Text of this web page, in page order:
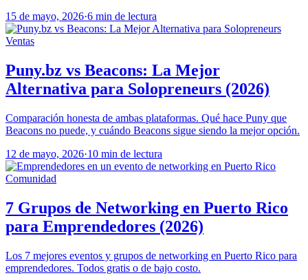
15 de mayo, 2026·6 min de lectura
Ventas
Puny.bz vs Beacons: La Mejor
Alternativa para Solopreneurs (2026)
Comparación honesta de ambas plataformas. Qué hace Puny que
Beacons no puede, y cuándo Beacons sigue siendo la mejor opción.
12 de mayo, 2026·10 min de lectura
Comunidad
7 Grupos de Networking en Puerto Rico
para Emprendedores (2026)
Los 7 mejores eventos y grupos de networking en Puerto Rico para
emprendedores. Todos gratis o de bajo costo.